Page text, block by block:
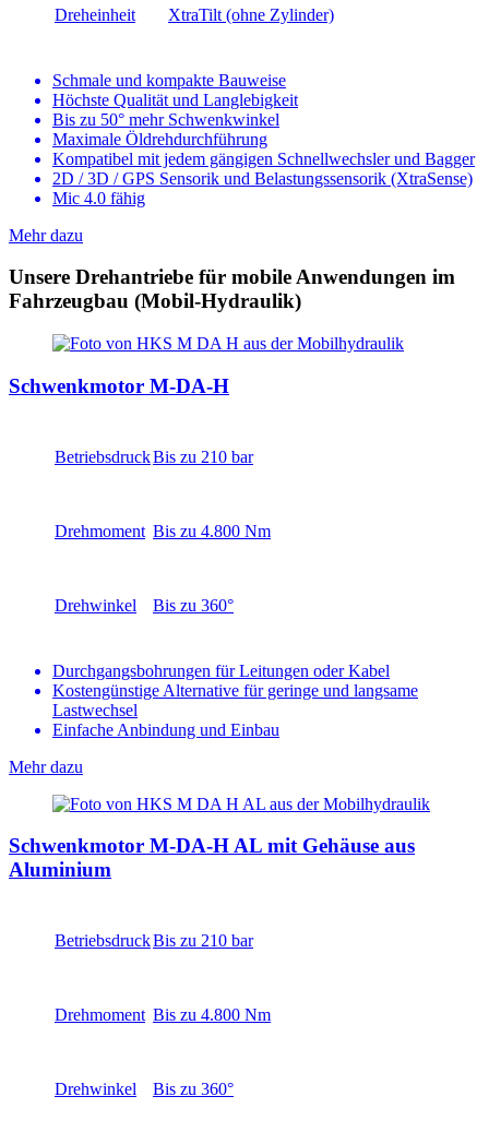
Dreheinheit XtraTilt (ohne Zylinder)
Schmale und kompakte Bauweise
Höchste Qualität und Langlebigkeit
Bis zu 50° mehr Schwenkwinkel
Maximale Öldrehdurchführung
Kompatibel mit jedem gängigen Schnellwechsler und Bagger
2D / 3D / GPS Sensorik und Belastungssensorik (XtraSense)
Mic 4.0 fähig
Mehr dazu
Unsere Drehantriebe für mobile Anwendungen im
Fahrzeugbau (Mobil-Hydraulik)
Schwenkmotor M-DA-H
BetriebsdruckBis zu 210 bar
Drehmoment Bis zu 4.800 Nm
Drehwinkel Bis zu 360°
Durchgangsbohrungen für Leitungen oder Kabel
Kostengünstige Alternative für geringe und langsame
Lastwechsel
Einfache Anbindung und Einbau
Mehr dazu
Schwenkmotor M-DA-H AL mit Gehäuse aus
Aluminium
BetriebsdruckBis zu 210 bar
Drehmoment Bis zu 4.800 Nm
Drehwinkel Bis zu 360°